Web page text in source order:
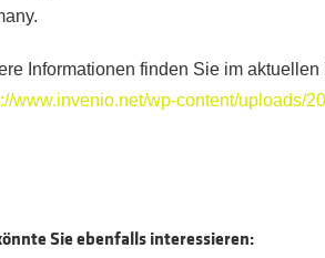
Informationen finden Sie im
www.invenio.net/wp-content/uploads/
Sie ebenfalls interessieren: